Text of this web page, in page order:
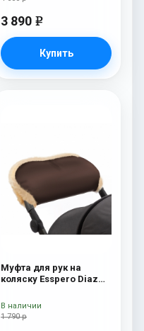
3 890 e
Купить
Муфта для рук на
коляску Esspero Diaz
Chocolat
1 790 р
В наличии